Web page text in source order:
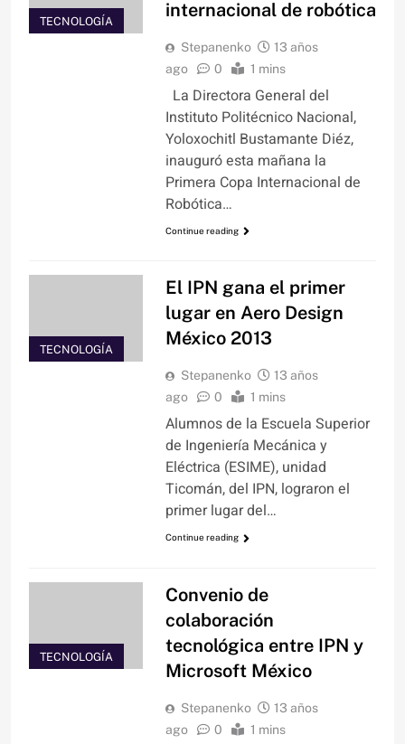
TECNOLOGÍA
internacional de robótica
Stepanenko
13 años
ago
0 1 mins
La Directora General del
Instituto Politécnico Nacional,
Yoloxochitl Bustamante Diéz,
inauguró esta mañana la
Primera Copa Internacional de
Robótica…
Continue reading
TECNOLOGÍA
El IPN gana el primer
lugar en Aero Design
México 2013
Stepanenko
13 años
ago
0 1 mins
Alumnos de la Escuela Superior
de Ingeniería Mecánica y
Eléctrica (ESIME), unidad
Ticomán, del IPN, lograron el
primer lugar del…
Continue reading
TECNOLOGÍA
Convenio de
colaboración
tecnológica entre IPN y
Microsoft México
Stepanenko
13 años
ago
0 1 mins